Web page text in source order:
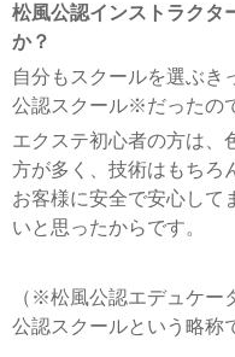
松風公認インストラクタ
か？
自分もスクールを選ぶき
公認スクール※だったの
エクステ初心者の方は、
方が多く、技術はもちろ
お客様に安全で安心して
いと思ったからです。
（※松風公認エデュケー
公認スクールという略称